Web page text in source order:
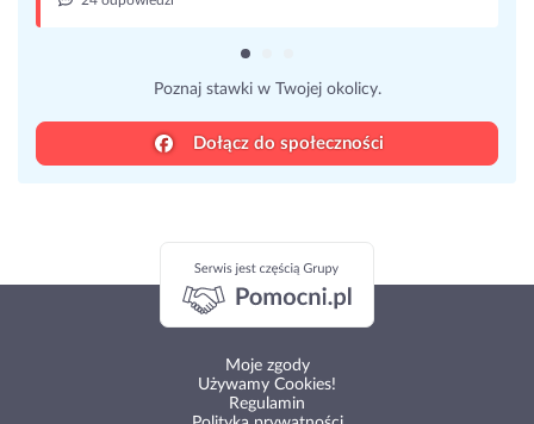
Poznaj stawki w Twojej okolicy.
Dołącz do społeczności
Moje zgody
Używamy Cookies!
Regulamin